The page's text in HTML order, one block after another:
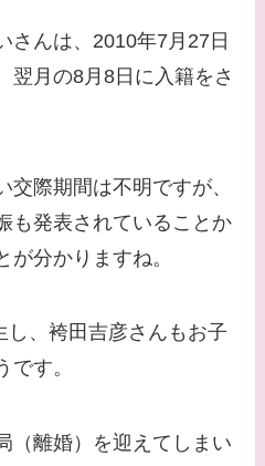
【画像】早乙女友貴と
【画像】松田賢二と辺
なに？子供は現在何し
てる有名人３選！AKB
との馴れ初めは？
さんは、2010年7月27日
翌月の8月8日に入籍をさ
際期間は不明ですが、
も発表されていることか
が分かりますね。
し、袴田吉彦さんもお子
です。
（離婚）を迎えてしまい